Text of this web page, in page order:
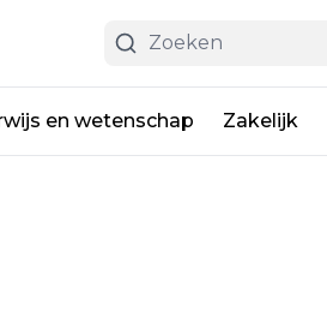
en wetenschap Zakelijk